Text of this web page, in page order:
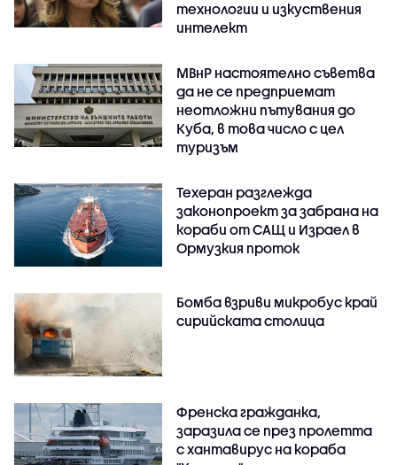
технологии и изкуствения
интелект
МВнР настоятелно съветва
да не се предприемат
неотложни пътувания до
Куба, в това число с цел
туризъм
Техеран разглежда
законопроект за забрана на
кораби от САЩ и Израел в
Ормузкия проток
Бомба взриви микробус край
сирийската столица
Френска гражданка,
заразила се през пролетта
с хантавирус на кораба